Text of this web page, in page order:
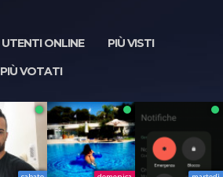
UTENTI ONLINE
PIÙ VISTI
PIÙ VOTATI